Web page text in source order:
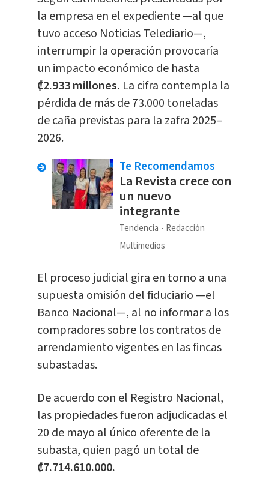
la empresa en el expediente —al que
tuvo acceso Noticias Telediario—,
interrumpir la operación provocaría
un impacto económico de hasta
₡2.933 millones. La cifra contempla la
pérdida de más de 73.000 toneladas
de caña previstas para la zafra 2025–
2026.
Te Recomendamos
La Revista crece con
un nuevo
integrante
Tendencia
Redacción
Multimedios
El proceso judicial gira en torno a una
supuesta omisión del fiduciario —el
Banco Nacional—, al no informar a los
compradores sobre los contratos de
arrendamiento vigentes en las fincas
subastadas.
De acuerdo con el Registro Nacional,
las propiedades fueron adjudicadas el
20 de mayo al único oferente de la
subasta, quien pagó un total de
₡7.714.610.000.